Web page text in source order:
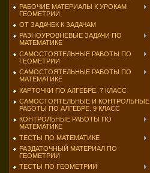
РАБОЧИЕ МАТЕРИАЛЫ К УРОКАМ
ГЕОМЕТРИИ
ОТ ЗАДАЧЕК К ЗАДАЧАМ
РАЗНОУРОВНЕВЫЕ ЗАДАЧИ ПО
МАТЕМАТИКЕ
САМОСТОЯТЕЛЬНЫЕ РАБОТЫ ПО
ГЕОМЕТРИИ
САМОСТОЯТЕЛЬНЫЕ РАБОТЫ ПО
МАТЕМАТИКЕ
КАРТОЧКИ ПО АЛГЕБРЕ. 7 КЛАСС
САМОСТОЯТЕЛЬНЫЕ И КОНТРОЛЬНЫЕ
РАБОТЫ ПО АЛГЕБРЕ. 9 КЛАСС
КОНТРОЛЬНЫЕ РАБОТЫ ПО
МАТЕМАТИКЕ
ТЕСТЫ ПО МАТЕМАТИКЕ
РАЗДАТОЧНЫЙ МАТЕРИАЛ ПО
ГЕОМЕТРИИ
ТЕСТЫ ПО ГЕОМЕТРИИ